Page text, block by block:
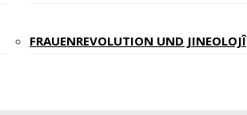
FRAUENREVOLUTION UND JINEOLOJÎ